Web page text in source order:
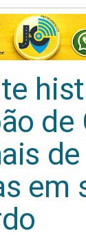
de
em